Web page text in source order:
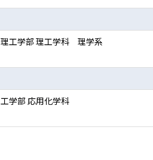
理工学部 理工学科 理学系
工学部 応用化学科